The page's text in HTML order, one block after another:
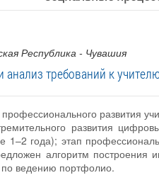
Республика - Чувашия
анализ требований к
развития
развития
года); этап
алгоритм построения
ведению портфолио.